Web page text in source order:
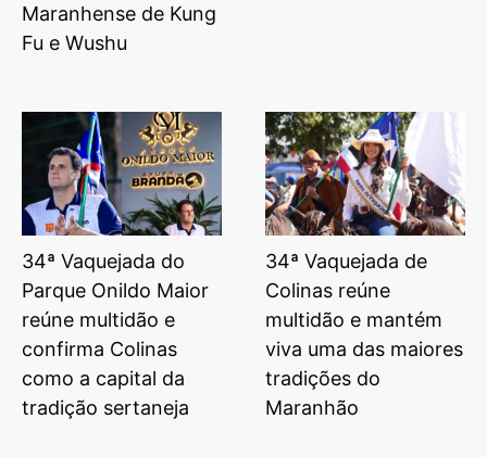
Maranhense de Kung
Fu e Wushu
34ª Vaquejada do
Parque Onildo Maior
reúne multidão e
confirma Colinas
como a capital da
tradição sertaneja
34ª Vaquejada de
Colinas reúne
multidão e mantém
viva uma das maiores
tradições do
Maranhão